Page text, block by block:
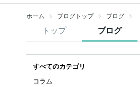
ホーム ブログトップ ブログ
トップ ブログ
すべてのカテゴリ
コラム